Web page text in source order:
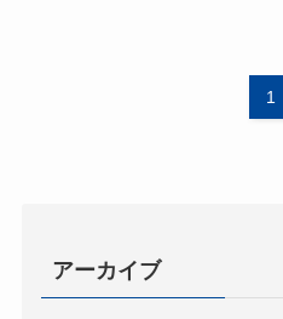
1
アーカイブ